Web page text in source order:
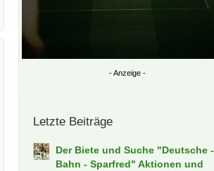
Letzte Beiträge
Der Biete und Suche "Deutsche -
Bahn - Sparfred" Aktionen und